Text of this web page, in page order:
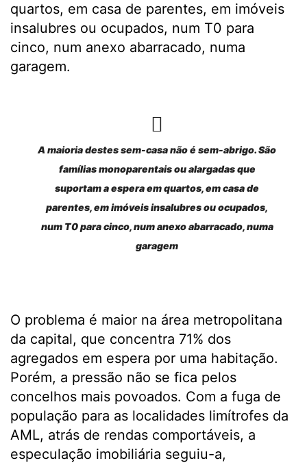
quartos, em casa de parentes, em imóveis
insalubres ou ocupados, num T0 para
cinco, num anexo abarracado, numa
garagem.
A maioria destes sem-casa não é sem-abrigo. São
famílias monoparentais ou alargadas que
suportam a espera em quartos, em casa de
parentes, em imóveis insalubres ou ocupados,
num T0 para cinco, num anexo abarracado, numa
garagem
O problema é maior na área metropolitana
da capital, que concentra 71% dos
agregados em espera por uma habitação.
Porém, a pressão não se fica pelos
concelhos mais povoados. Com a fuga de
população para as localidades limítrofes da
AML, atrás de rendas comportáveis, a
especulação imobiliária seguiu-a,